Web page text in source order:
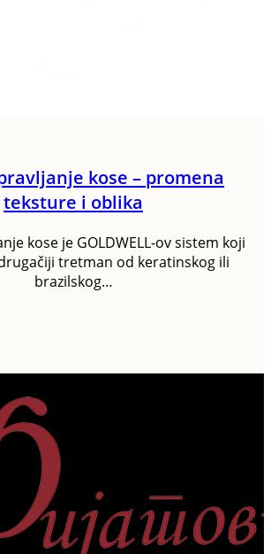
kose – promena
teksture i oblika
kose je GOLDWELL-ov sistem koji
tretman od keratinskog ili
brazilskog…